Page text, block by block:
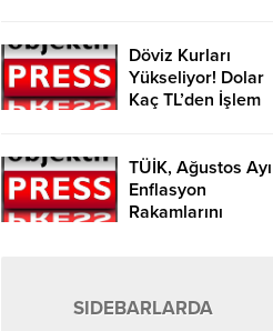
Güncel Fiyat Listesi!
Döviz Kurları
Yükseliyor! Dolar
Kaç TL’den İşlem
TÜİK, Ağustos Ayı
Enflasyon
Rakamlarını
SIDEBARLARDA